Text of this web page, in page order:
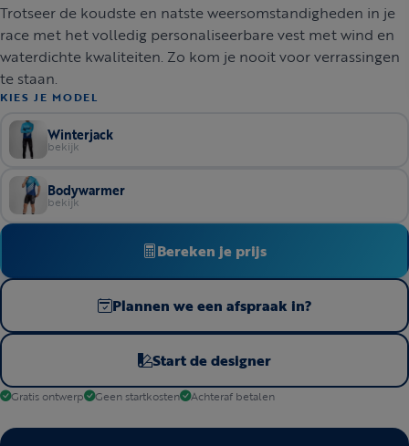
Trotseer de koudste en natste weersomstandigheden in je
race met het volledig personaliseerbare vest met wind en
waterdichte kwaliteiten. Zo kom je nooit voor verrassingen
te staan.
KIES JE MODEL
Winterjack
bekijk
Bodywarmer
bekijk
Bereken je prijs
Plannen we een afspraak in?
Start de designer
Gratis ontwerp Geen startkosten Achteraf betalen